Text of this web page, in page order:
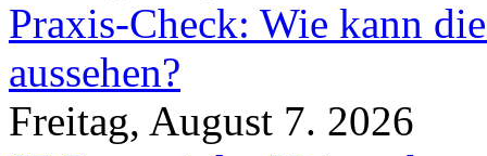
Praxis-Check: Wie kann
aussehen?
Freitag, August 7. 2026